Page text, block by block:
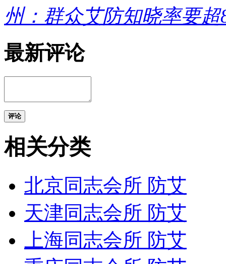
州：群众艾防知晓率要超
最新评论
评论
相关分类
北京同志会所 防艾
天津同志会所 防艾
上海同志会所 防艾